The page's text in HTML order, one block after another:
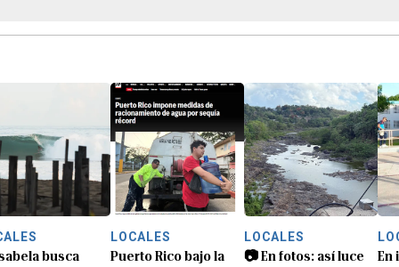
busca
LOCALES
Puerto Rico bajo la
LOCALES
📷 En fotos: así luce
En